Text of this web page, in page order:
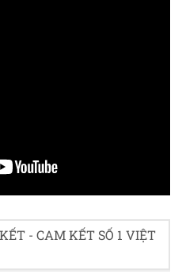
(15 bình chọn)
- CAM KẾT SỐ 1 VIỆT